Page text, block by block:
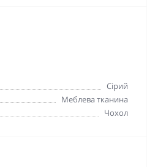
Сірий
Меблева тканина
Чохол